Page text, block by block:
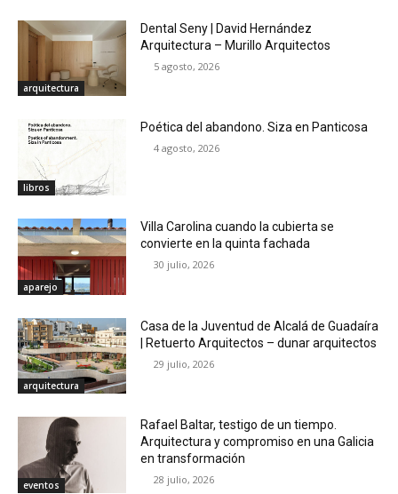
arquitectura
Dental Seny | David Hernández
Arquitectura – Murillo Arquitectos
5 agosto, 2026
libros
Poética del abandono. Siza en Panticosa
4 agosto, 2026
aparejo
Villa Carolina cuando la cubierta se
convierte en la quinta fachada
30 julio, 2026
arquitectura
Casa de la Juventud de Alcalá de Guadaíra
| Retuerto Arquitectos – dunar arquitectos
29 julio, 2026
eventos
Rafael Baltar, testigo de un tiempo.
Arquitectura y compromiso en una Galicia
en transformación
28 julio, 2026